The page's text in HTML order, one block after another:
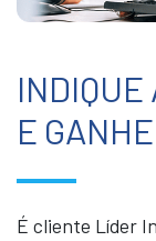
INDIQUE
E
É cliente Líder